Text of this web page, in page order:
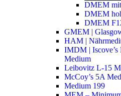
DMEM mit
DMEM
DMEM
GMEM |
HAM |
IMDM |
Medium
Leibovitz L-15
McCoy’s 5A
Medium 199